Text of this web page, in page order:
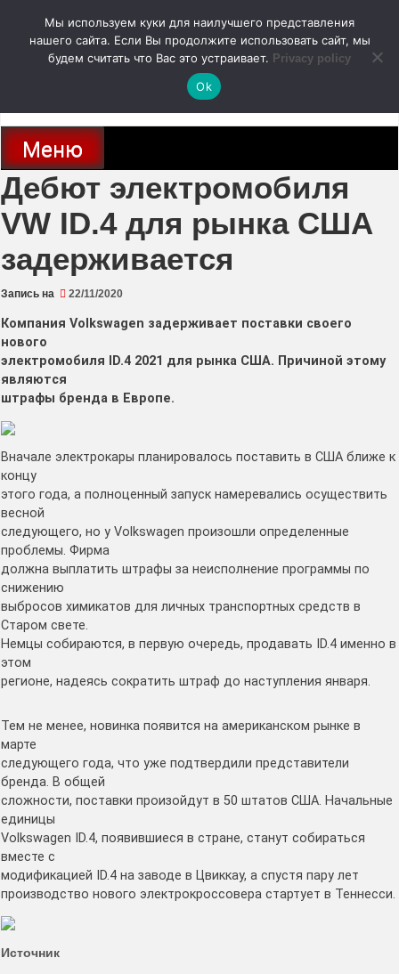
содержимому
autodoc24.ru
Новости про современные автомобили и не только, новинки зарубежного
и отечественного автопрома
Меню
Дебют электромобиля
VW ID.4 для рынка США
задерживается
Запись на 22/11/2020
Компания Volkswagen задерживает поставки своего
нового
электромобиля ID.4 2021 для рынка США. Причиной этому
являются
штрафы бренда в Европе.
Вначале электрокары планировалось поставить в США ближе к
концу
этого года, а полноценный запуск намеревались осуществить
весной
следующего, но у Volkswagen произошли определенные
проблемы. Фирма
должна выплатить штрафы за неисполнение программы по
снижению
выбросов химикатов для личных транспортных средств в
Старом свете.
Немцы собираются, в первую очередь, продавать ID.4 именно в
этом
регионе, надеясь сократить штраф до наступления января.
Тем не менее, новинка появится на американском рынке в
марте
следующего года, что уже подтвердили представители
бренда. В общей
сложности, поставки произойдут в 50 штатов США. Начальные
единицы
Volkswagen ID.4, появившиеся в стране, станут собираться
вместе с
модификацией ID.4 на заводе в Цвиккау, а спустя пару лет
производство нового электрокроссовера стартует в Теннесси.
Источник
Мы используем куки для наилучшего представления
нашего сайта. Если Вы продолжите использовать сайт, мы
будем считать что Вас это устраивает. Privacy policy
Ok